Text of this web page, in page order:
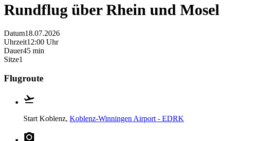
Rundflug über Rhein und Mosel
Datum18.07.2026
Uhrzeit12:00 Uhr
Dauer45 min
Sitze1
Flugroute
Start Koblenz, Koblenz-Winningen Airport - EDRK